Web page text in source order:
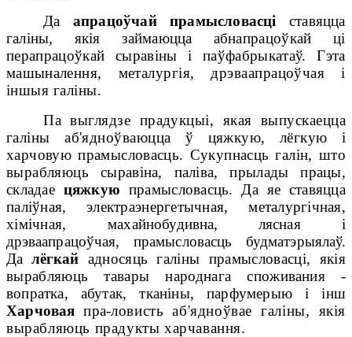
Да апрацоўчай прамысловасці ставяцца
галіны, якія займаюцца абнапрацоўкай ці
перапрацоўкай сыравіны і паўфабрыкатаў. Гэта
машыналення, металургія, дрэваапрацоўчая і
іншыя галіны.
Па выглядзе прадукцыі, якая выпускаецца
галіны аб'ядноўваюцца ў цяжкую,лёгкую і
харчовую прамысловасць. Сукупнасць галін, што
вырабляюцьсыравіна, палiва, прылады працы,
складае цяжкую прамысловасць. Да яе ставяцца
паліўная, электраэнергетычная, металургічная,
хімічная, махайнобудивна, лясная і
дрэваапрацоўчая, прамысловасць будматэрыялаў.
Далёгкай адносяць галіны прамысловасці, якія
вырабляюць тавары народнага споживания -
вопратка, абутак, тканіны, парфумерыю і інш
Харчоваяпра-ловисть аб'ядноўвае галіны, якія
вырабляюць прадукты харчавання.